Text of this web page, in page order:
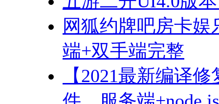
网狐约牌吧房卡
端+双手端完整
【2021最新编译